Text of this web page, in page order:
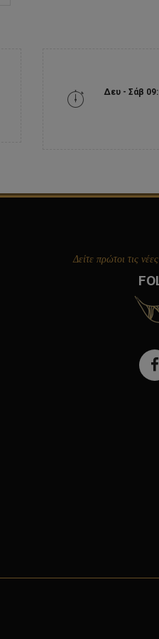
Δευ - Σάβ
Δείτε πρώτοι τις